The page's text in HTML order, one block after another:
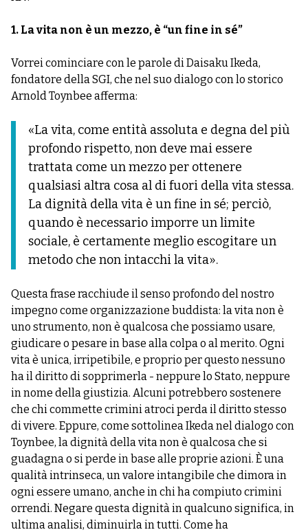
1. La vita non è un mezzo, è “un fine in sé”
Vorrei cominciare con le parole di Daisaku Ikeda,
fondatore della SGI, che nel suo dialogo con lo storico
Arnold Toynbee afferma:
«La vita, come entità assoluta e degna del più
profondo rispetto, non deve mai essere
trattata come un mezzo per ottenere
qualsiasi altra cosa al di fuori della vita stessa.
La dignità della vita è un fine in sé; perciò,
quando è necessario imporre un limite
sociale, è certamente meglio escogitare un
metodo che non intacchi la vita».
Questa frase racchiude il senso profondo del nostro
impegno come organizzazione buddista: la vita non è
uno strumento, non è qualcosa che possiamo usare,
giudicare o pesare in base alla colpa o al merito. Ogni
vita è unica, irripetibile, e proprio per questo nessuno
ha il diritto di sopprimerla - neppure lo Stato, neppure
in nome della giustizia. Alcuni potrebbero sostenere
che chi commette crimini atroci perda il diritto stesso
di vivere. Eppure, come sottolinea Ikeda nel dialogo con
Toynbee, la dignità della vita non è qualcosa che si
guadagna o si perde in base alle proprie azioni. È una
qualità intrinseca, un valore intangibile che dimora in
ogni essere umano, anche in chi ha compiuto crimini
orrendi. Negare questa dignità in qualcuno significa, in
ultima analisi, diminuirla in tutti. Come ha